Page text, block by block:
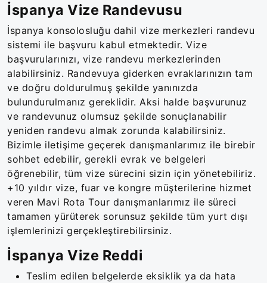
İspanya Vize Randevusu
İspanya konsolosluğu dahil vize merkezleri randevu
sistemi ile başvuru kabul etmektedir. Vize
başvurularınızı, vize randevu merkezlerinden
alabilirsiniz. Randevuya giderken evraklarınızın tam
ve doğru doldurulmuş şekilde yanınızda
bulundurulmanız gereklidir. Aksi halde başvurunuz
ve randevunuz olumsuz şekilde sonuçlanabilir
yeniden randevu almak zorunda kalabilirsiniz.
Bizimle iletişime geçerek danışmanlarımız ile birebir
sohbet edebilir, gerekli evrak ve belgeleri
öğrenebilir, tüm vize sürecini sizin için yönetebiliriz.
+10 yıldır vize, fuar ve kongre müşterilerine hizmet
veren Mavi Rota Tour danışmanlarımız ile süreci
tamamen yürüterek sorunsuz şekilde tüm yurt dışı
işlemlerinizi gerçekleştirebilirsiniz.
İspanya Vize Reddi
Teslim edilen belgelerde eksiklik ya da hata